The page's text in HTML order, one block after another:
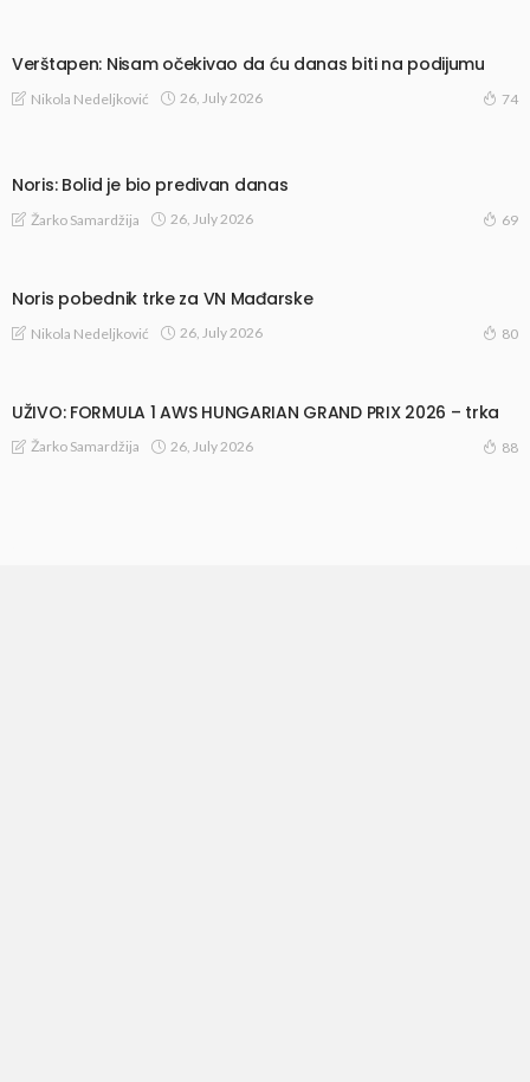
Verštapen: Nisam očekivao da ću danas biti na podijumu
Nikola Nedeljković 26, July 2026 74
Noris: Bolid je bio predivan danas
Žarko Samardžija 26, July 2026 69
Noris pobednik trke za VN Mađarske
Nikola Nedeljković 26, July 2026 80
UŽIVO: FORMULA 1 AWS HUNGARIAN GRAND PRIX 2026 – trka
Žarko Samardžija 26, July 2026 88